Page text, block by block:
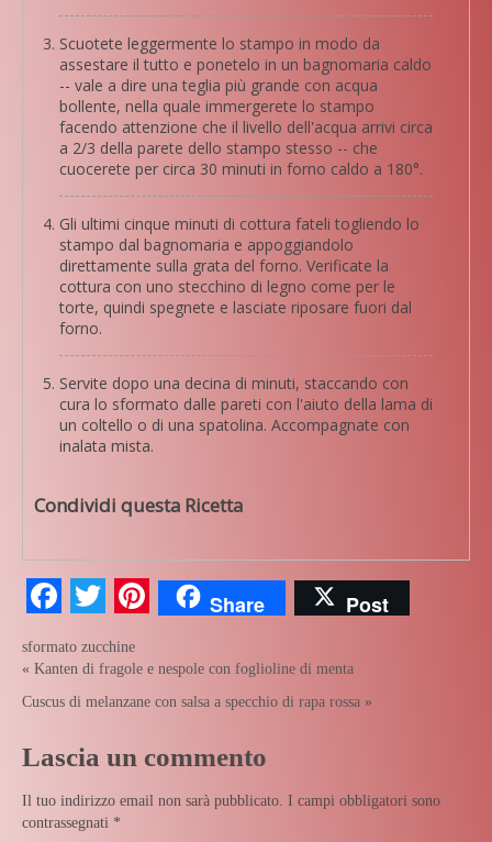
Scuotete leggermente lo stampo in modo da
assestare il tutto e ponetelo in un bagnomaria caldo
-- vale a dire una teglia più grande con acqua
bollente, nella quale immergerete lo stampo
facendo attenzione che il livello dell'acqua arrivi circa
a 2/3 della parete dello stampo stesso -- che
cuocerete per circa 30 minuti in forno caldo a 180°.
Gli ultimi cinque minuti di cottura fateli togliendo lo
stampo dal bagnomaria e appoggiandolo
direttamente sulla grata del forno. Verificate la
cottura con uno stecchino di legno come per le
torte, quindi spegnete e lasciate riposare fuori dal
forno.
Servite dopo una decina di minuti, staccando con
cura lo sformato dalle pareti con l'aiuto della lama di
un coltello o di una spatolina. Accompagnate con
inalata mista.
Condividi questa Ricetta
Facebook
TwitterPinterest
Share Post
sformato zucchine
« Kanten di fragole e nespole con foglioline di menta
Cuscus di melanzane con salsa a specchio di rapa rossa »
Lascia un commento
Il tuo indirizzo email non sarà pubblicato. I campi obbligatori sono
contrassegnati *